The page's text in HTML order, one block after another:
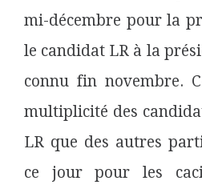
mi-décembre pour la
le candidat LR à la
connu fin novembre.
multiplicité des
LR que des autres
ce jour pour les